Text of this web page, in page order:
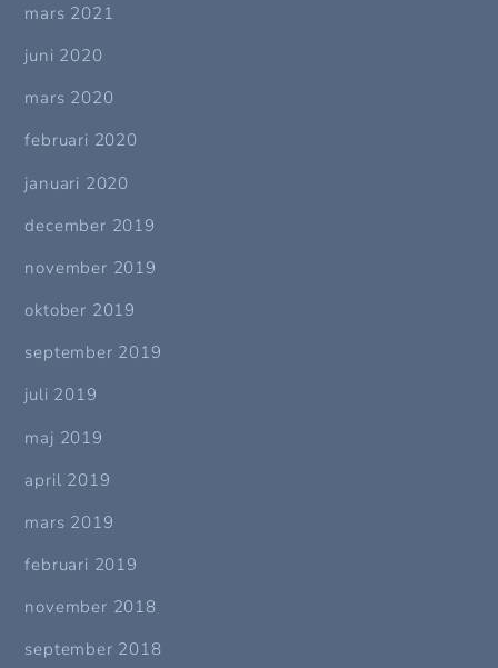
mars 2021
juni 2020
mars 2020
februari 2020
januari 2020
december 2019
november 2019
oktober 2019
september 2019
juli 2019
maj 2019
april 2019
mars 2019
februari 2019
november 2018
september 2018